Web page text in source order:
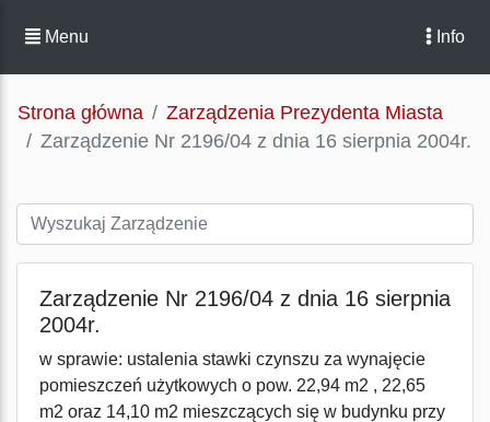
Menu Info
Strona główna
Zarządzenia Prezydenta Miasta
Zarządzenie Nr 2196/04 z dnia 16 sierpnia 2004r.
Zarządzenie Nr 2196/04 z dnia 16 sierpnia
2004r.
w sprawie: ustalenia stawki czynszu za wynajęcie
pomieszczeń użytkowych o pow. 22,94 m2 , 22,65
m2 oraz 14,10 m2 mieszczących się w budynku przy